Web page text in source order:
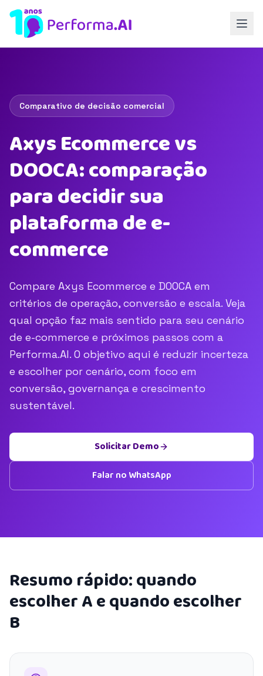
Comparativo de decisão comercial
Axys Ecommerce vs
DOOCA: comparação
para decidir sua
plataforma de e-
commerce
Compare Axys Ecommerce e DOOCA em
critérios de operação, conversão e escala. Veja
qual opção faz mais sentido para seu cenário
de e-commerce e próximos passos com a
Performa.AI. O objetivo aqui é reduzir incerteza
e escolher por cenário, com foco em
conversão, governança e crescimento
sustentável.
Solicitar Demo
Falar no WhatsApp
Resumo rápido: quando
escolher A e quando escolher
B